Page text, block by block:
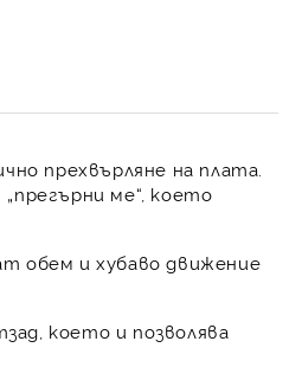
прехвърляне на плата.
ме“, което
обем и хубаво движение
което и позволява